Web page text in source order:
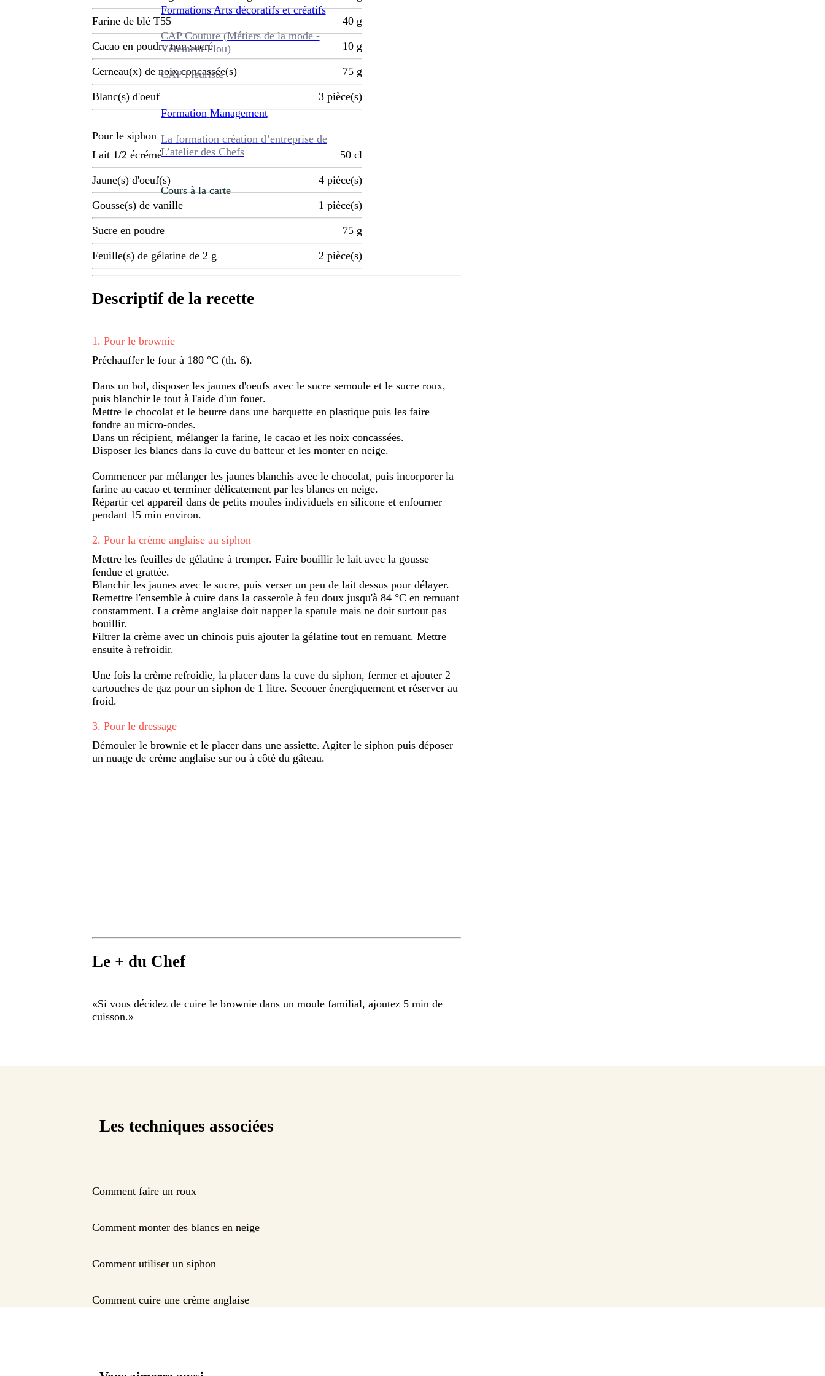
Formations Arts décoratifs et créatifs
CAP Couture (Métiers de la mode -
Vêtement Flou)
CAP Fleuriste
Formation Management
La formation création d’entreprise de
L’atelier des Chefs
Cours à la carte
Farine de blé T55 40 g
Cacao en poudre non sucré 10 g
Cerneau(x) de noix concassée(s) 75 g
Blanc(s) d'oeuf 3 pièce(s)
Pour le siphon
Lait 1/2 écrémé
50 cl
Jaune(s) d'oeuf(s) 4 pièce(s)
Gousse(s) de vanille 1 pièce(s)
Sucre en poudre 75 g
Feuille(s) de gélatine de 2 g 2 pièce(s)
Descriptif de la recette
1 . Pour le brownie
Préchauffer le four à 180 °C (th. 6).
Dans un bol, disposer les jaunes d'oeufs avec le sucre semoule et le sucre roux,
puis blanchir le tout à l'aide d'un fouet.
Mettre le chocolat et le beurre dans une barquette en plastique puis les faire
fondre au micro-ondes.
Dans un récipient, mélanger la farine, le cacao et les noix concassées.
Disposer les blancs dans la cuve du batteur et les monter en neige.
Commencer par mélanger les jaunes blanchis avec le chocolat, puis incorporer la
farine au cacao et terminer délicatement par les blancs en neige.
Répartir cet appareil dans de petits moules individuels en silicone et enfourner
pendant 15 min environ.
2. Pour la crème anglaise au siphon
Mettre les feuilles de gélatine à tremper. Faire bouillir le lait avec la gousse
fendue et grattée.
Blanchir les jaunes avec le sucre, puis verser un peu de lait dessus pour délayer.
Remettre l'ensemble à cuire dans la casserole à feu doux jusqu'à 84 °C en remuant
constamment. La crème anglaise doit napper la spatule mais ne doit surtout pas
bouillir.
Filtrer la crème avec un chinois puis ajouter la gélatine tout en remuant. Mettre
ensuite à refroidir.
Une fois la crème refroidie, la placer dans la cuve du siphon, fermer et ajouter 2
cartouches de gaz pour un siphon de 1 litre. Secouer énergiquement et réserver au
froid.
3. Pour le dressage
Démouler le brownie et le placer dans une assiette. Agiter le siphon puis déposer
un nuage de crème anglaise sur ou à côté du gâteau.
Le + du Chef
«Si vous décidez de cuire le brownie dans un moule familial, ajoutez 5 min de
cuisson.»
Les techniques associées
Comment faire un roux
Comment monter des blancs en neige
Comment utiliser un siphon
Comment cuire une crème anglaise